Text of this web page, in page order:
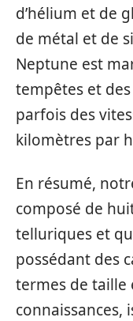
d’hélium et de
de métal et de
Neptune est
tempêtes et
parfois des
kilomètres par
En résumé,
composé de
telluriques et
possédant des
termes de taille
connaissances,